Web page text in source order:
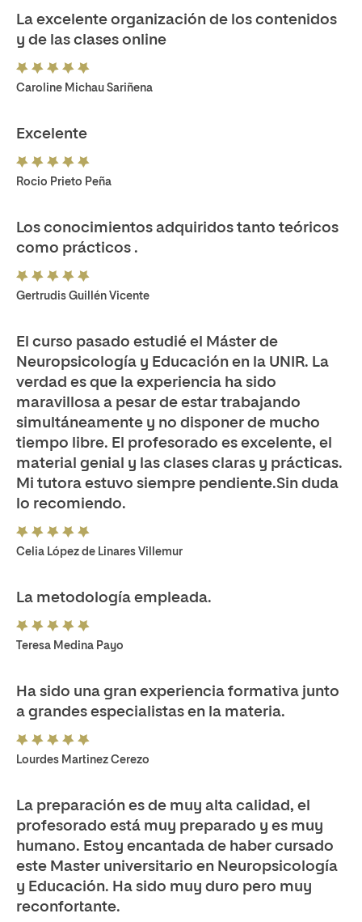
La excelente organización de los contenidos
y de las clases online
Caroline Michau Sariñena
Excelente
Rocio Prieto Peña
Los conocimientos adquiridos tanto teóricos
como prácticos .
Gertrudis Guillén Vicente
El curso pasado estudié el Máster de
Neuropsicología y Educación en la UNIR. La
verdad es que la experiencia ha sido
maravillosa a pesar de estar trabajando
simultáneamente y no disponer de mucho
tiempo libre. El profesorado es excelente, el
material genial y las clases claras y prácticas.
Mi tutora estuvo siempre pendiente.Sin duda
lo recomiendo.
Celia López de Linares Villemur
La metodología empleada.
Teresa Medina Payo
Ha sido una gran experiencia formativa junto
a grandes especialistas en la materia.
Lourdes Martinez Cerezo
La preparación es de muy alta calidad, el
profesorado está muy preparado y es muy
humano. Estoy encantada de haber cursado
este Master universitario en Neuropsicología
y Educación. Ha sido muy duro pero muy
reconfortante.